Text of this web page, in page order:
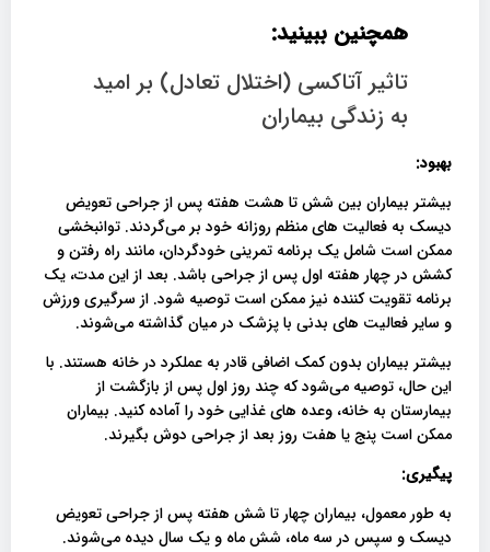
همچنین ببینید:
تاثیر آتاکسی (اختلال تعادل) بر امید
به زندگی بیماران
بهبود:
بیشتر بیماران بین شش تا هشت هفته پس از جراحی تعویض
دیسک به فعالیت های منظم روزانه خود بر می‌گردند. توانبخشی
ممکن است شامل یک برنامه تمرینی خودگردان، مانند راه رفتن و
کشش در چهار هفته اول پس از جراحی باشد. بعد از این مدت، یک
برنامه تقویت کننده نیز ممکن است توصیه شود. از سرگیری ورزش
و سایر فعالیت های بدنی با پزشک در میان گذاشته می‌شوند.
بیشتر بیماران بدون کمک اضافی قادر به عملکرد در خانه هستند. با
این حال، توصیه می‌شود که چند روز اول پس از بازگشت از
بیمارستان به خانه، وعده های غذایی خود را آماده کنید. بیماران
ممکن است پنج یا هفت روز بعد از جراحی دوش بگیرند.
پیگیری:
به طور معمول، بیماران چهار تا شش هفته پس از جراحی تعویض
دیسک و سپس در سه ماه، شش ماه و یک سال دیده می‌شوند.